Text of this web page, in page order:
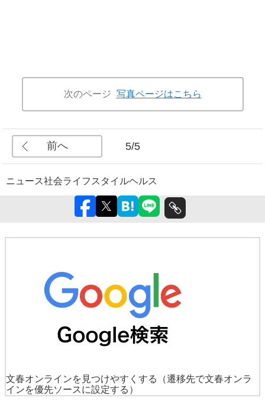
次のページ 写真ページはこちら
前へ 5/5
ニュース社会ライフスタイルヘルス
文春オンラインを見つけやすくする
（遷移先で文春オンラ
インを優先ソースに設定する）